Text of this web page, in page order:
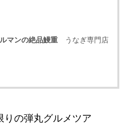
マンの絶品鰻重 うなぎ専門店
りの弾丸グルメツア